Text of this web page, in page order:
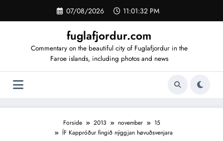
indhold
07/08/2026 11:01:32 PM
fuglafjordur.com
Commentary on the beautiful city of Fuglafjordur in the
Faroe islands, including photos and news
Forside 2013 november
15
ÍF Kappróður fingið nýggjan høvuðsvenjara